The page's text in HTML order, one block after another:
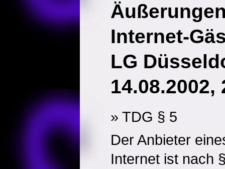
Internet-
LG
14.08.2002,
» TDG § 5
Der Anbieter
Internet ist nach